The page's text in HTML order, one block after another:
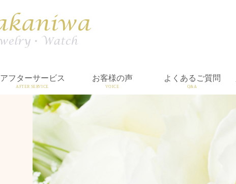
アフターサービス
AFTER SERVICE
お客様の声
VOICE
よくあるご質問
Q&A